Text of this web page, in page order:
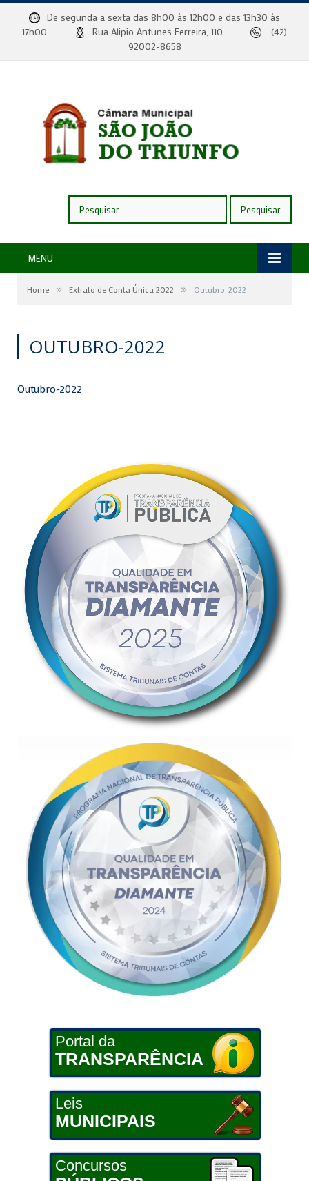
De segunda a sexta das 8h00 às 12h00 e das 13h30 às
17h00
Rua Alipio Antunes Ferreira, 110
(42)
92002-8658
por:
MENU
Home » Extrato de Conta Única 2022 » Outubro-2022
OUTUBRO-2022
Outubro-2022
Portal da
TRANSPARÊNCIA
Leis
MUNICIPAIS
Concursos